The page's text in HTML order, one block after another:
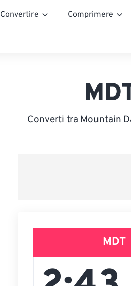
Convertire Comprimere
Converti tra Mountain
MDT